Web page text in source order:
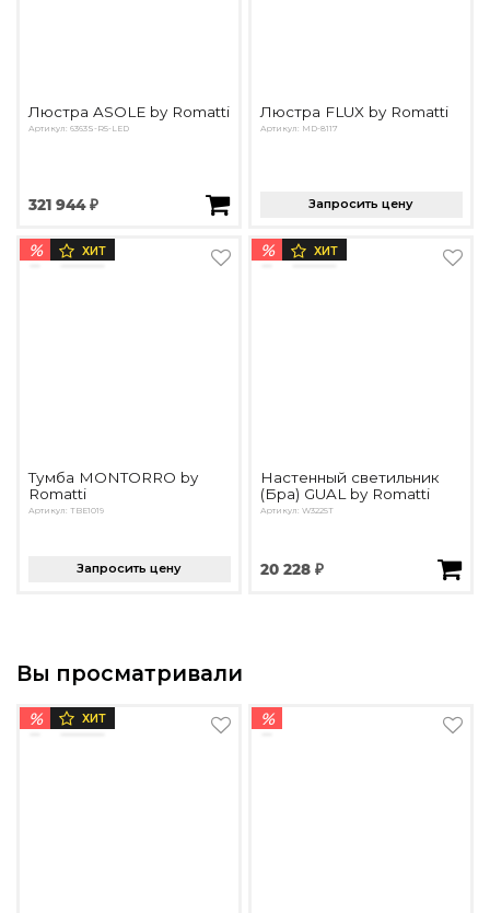
Люстра ASOLE by Romatti
Артикул: 6363S-R5-LED
321 944 ₽
Люстра FLUX by Romatti
Артикул: MD-8117
Запросить цену
% ХИТ
Тумба MONTORRO by
Romatti
Артикул: TBE1019
Запросить цену
% ХИТ
Настенный светильник
(Бра) GUAL by Romatti
Артикул: W3225T
20 228 ₽
Вы просматривали
% ХИТ %